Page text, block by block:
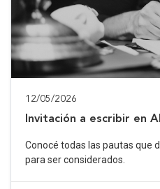
12/05/2026
Invitación a escribir en
Conocé todas las pautas que
para ser considerados.